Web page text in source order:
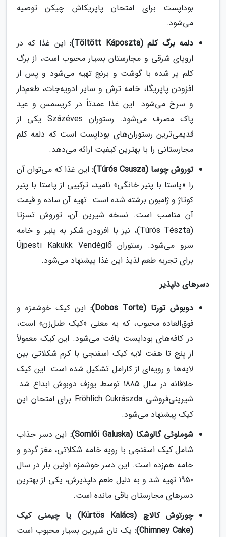
بوداپست برای امتحان پاپریکاش چیکن توصیه
می‌شود.
دلمه برگ کلم (Töltött Káposzta):
این غذا که در
اروپای شرقی و مجارستان بسیار محبوب است، از برگ
کلم پر شده با گوشت و برنج تهیه می‌شود و پس از
افزودن پاپریگا، خامه ترش و سایر ادویه‌جات، طعم‌دار
و سرخ می‌شود. این غذا عمدتاً در کریسمس و عید
پاک مصرف می‌شود. رستوران Százéves یکی از
قدیمی‌ترین رستوران‌های بوداپست است که دلمه کلم
مجارستانی را با بهترین کیفیت ارائه می‌دهد.
توروش چوسا (Túrós Csusza):
این غذا که می‌توان آن
را «پاستا با پنیر خانگی» نامید، ترکیبی از پاستا با پنیر
کوتاژ و ژامبون برشته شده است. تهیه آن ساده و قیمت
آن مناسب است. نسخه شیرین آن، توروش تسزتا
(Túrós Tészta)، نیز با افزودن شکر به پنیر و خامه
سرو می‌شود. رستوران Újpesti Kakukk Vendéglő
برای تجربه طعم لذیذ این غذا پیشنهاد می‌شود.
دسرهای دلپذیر
دوبوش تورتا (Dobos Torte):
این کیک خوشمزه و
فوق‌العاده محبوب، که به معنی «کیک طبل‌زن» است،
در کافه‌های بوداپست یافت می‌شود. این کیک معمولاً
از پنج تا هفت لایه کیک اسفنجی با کرم شکلاتی بین
لایه‌ها و رویه‌ای از کارامل تشکیل شده است. این کیک
خلاقانه در سال 1885 توسط یوزف دوبوش ابداع شد.
شیرینی‌فروشی Fröhlich Cukrászda برای امتحان این
کیک پیشنهاد می‌شود.
شوملوئی گالوشکا (Somlói Galuska):
این دسر جذاب
شامل کیک اسفنجی با رویه خامه شکلاتی، مغز گردو و
خامه هم‌زده است. این دسر خوشمزه اولین بار در سال
1950 تهیه شد و به دلیل طعم دلپذیرش، یکی از بهترین
دسرهای مجارستان باقی مانده است.
چورتوش کالاچ (Kürtös Kalács) یا چیمنی کیک
(Chimney Cake):
یک نان شیرین بسیار محبوب است